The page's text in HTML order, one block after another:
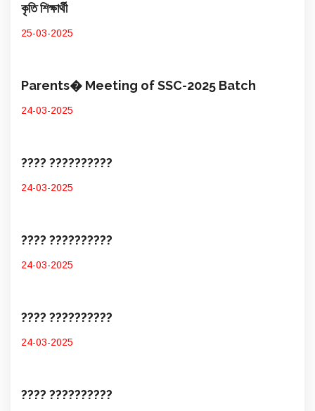
কৃতি শিক্ষার্থী
25-03-2025
Parents� Meeting of SSC-2025 Batch
24-03-2025
???? ??????????
24-03-2025
???? ??????????
24-03-2025
???? ??????????
24-03-2025
???? ??????????